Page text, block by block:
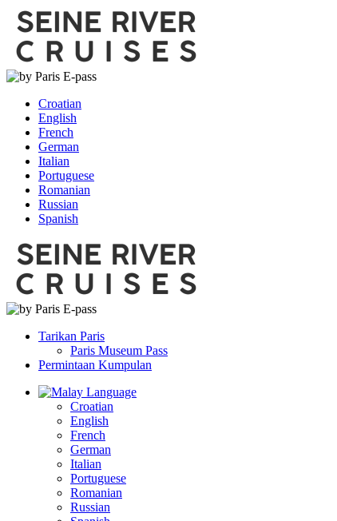
Croatian
English
French
German
Italian
Portuguese
Romanian
Russian
Spanish
Tarikan Paris
Paris Museum Pass
Permintaan Kumpulan
Language
Croatian
English
French
German
Italian
Portuguese
Romanian
Russian